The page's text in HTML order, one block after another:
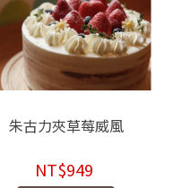
朱古力夾草莓威風
NT$949